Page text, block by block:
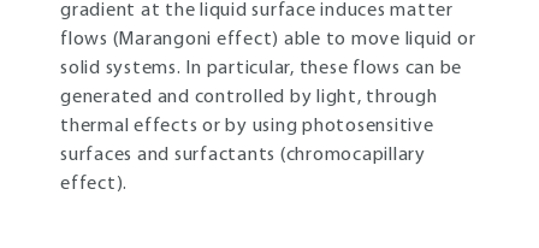
gradient at the liquid surface induces matter
flows (Marangoni effect) able to move liquid or
solid systems. In particular, these flows can be
generated and controlled by light, through
thermal effects or by using photosensitive
surfaces and surfactants (chromocapillary
effect).